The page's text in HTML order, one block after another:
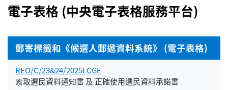
電子表格 (中央電子表格服務平台)
郵寄標籤和《候選人郵遞資料系統》 (電子表格)
REO/C/23&24/2025LCGE
索取選民資料通知書 及 正確使用選民資料承諾書